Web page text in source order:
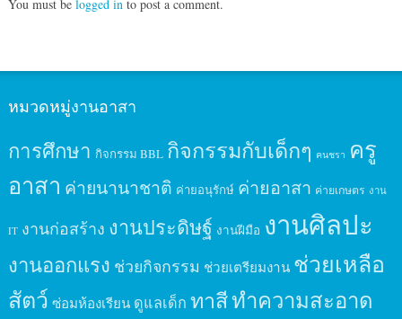
You must be logged into post a comment.
หมวดหมู่งานอาสา
การศึกษา กิจกรรม BBL กิจกรรมกับเด็กๆ คนชรา ครู
อาสา ค่ายนานาชาติ ค่ายอนุรักษ์ ค่ายอาสา ค่ายเกษตร งาน
IT งานก่อสร้าง งานประดิษฐ์ งานฝีมือ งานศิลปะ
งานออกแรง ช่วยกิจกรรม ช่วยเตรียมงาน ช่วยเหลือ
สัตว์ ซ่อมห้องเรียน ดูแลเด็ก ทาสีทำความสะอาด